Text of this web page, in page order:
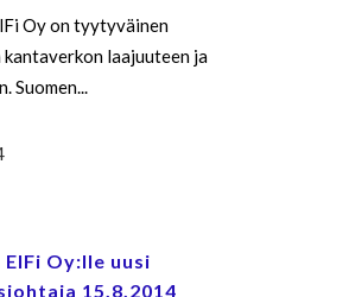
Oy on tyytyväinen
kantaverkon laajuuteen ja
Suomen...
ElFi Oy:lle uusi
15.8.2014